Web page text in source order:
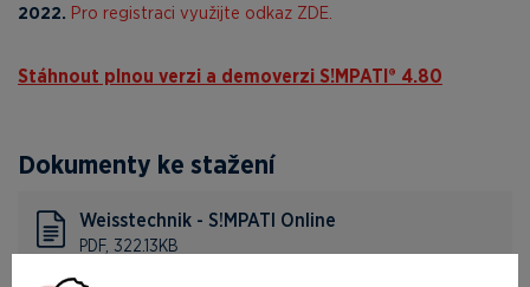
2022. Pro registraci využijte odkaz ZDE.
Stáhnout plnou verzi a demoverzi S!MPATI® 4.80
Dokumenty ke stažení
Weisstechnik - S!MPATI Online
PDF, 322.13KB